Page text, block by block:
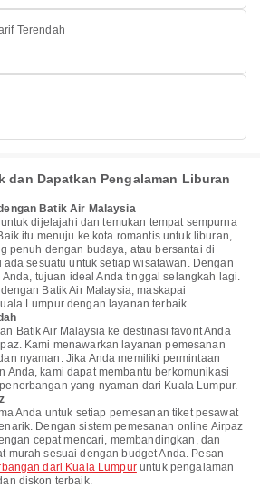
Terendah
dan Dapatkan Pengalaman Liburan
Batik Air Malaysia
dijelajahi dan temukan tempat sempurna
itu menuju ke kota romantis untuk liburan,
penuh dengan budaya, atau bersantai di
sesuatu untuk setiap wisatawan. Dengan
tujuan ideal Anda tinggal selangkah lagi.
Batik Air Malaysia, maskapai
Lumpur dengan layanan terbaik.
Batik Air Malaysia ke destinasi favorit Anda
Kami menawarkan layanan pemesanan
nyaman. Jika Anda memiliki permintaan
Anda, kami dapat membantu berkomunikasi
yang nyaman dari Kuala Lumpur.
Anda untuk setiap pemesanan tiket pesawat
Dengan sistem pemesanan online Airpaz
cepat mencari, membandingkan, dan
murah sesuai dengan budget Anda. Pesan
dari Kuala Lumpuruntuk pengalaman
diskon terbaik.